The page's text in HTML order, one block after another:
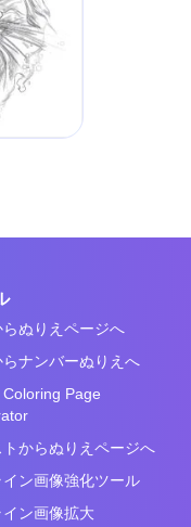
ぬりえページへ
ナンバーぬりえへ
Coloring Page
トからぬりえページへ
イン画像強化ツール
イン画像拡大